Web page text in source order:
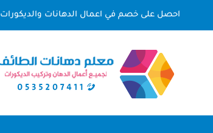
احصل على خصم في اعمال الدهانات